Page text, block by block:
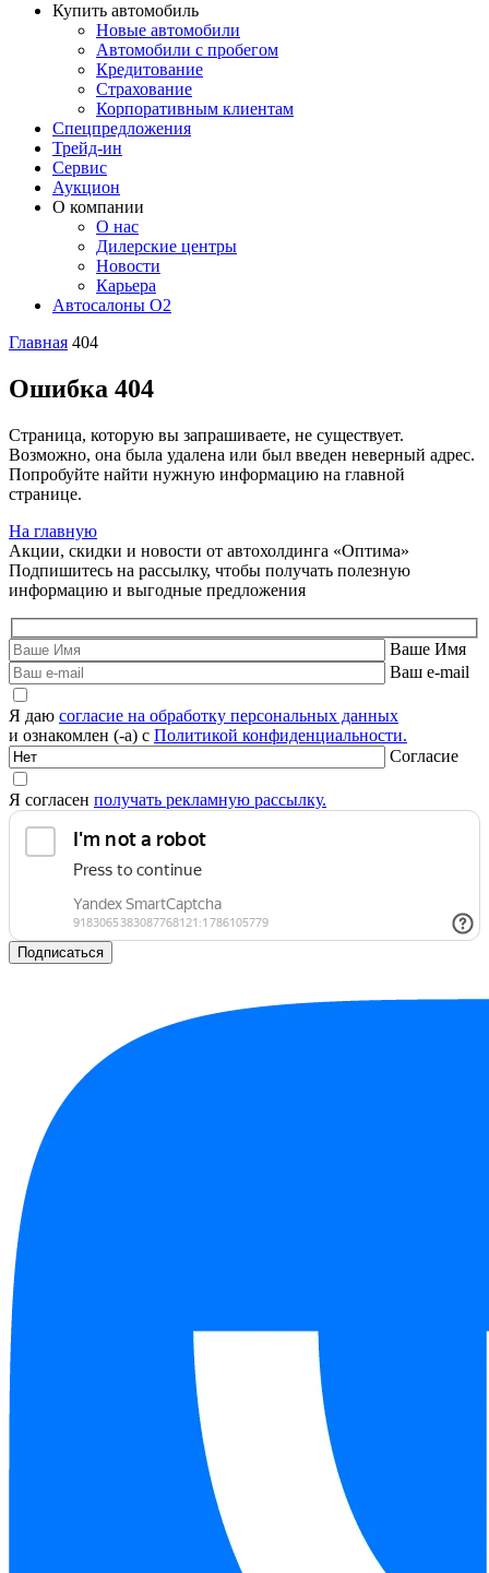
Купить автомобиль
Новые автомобили
Автомобили с пробегом
Кредитование
Страхование
Корпоративным клиентам
Спецпредложения
Трейд-ин
Сервис
Аукцион
О компании
О нас
Дилерские центры
Новости
Карьера
Автосалоны O2
Главная 404
Ошибка 404
Страница, которую вы запрашиваете, не существует.
Возможно, она была удалена или был введен неверный адрес.
Попробуйте найти нужную информацию на главной
странице.
На главную
Акции, скидки и новости от автохолдинга «Оптима»
Подпишитесь на рассылку, чтобы получать полезную
информацию и выгодные предложения
Ваше Имя
Ваш e-mail
Я даю согласие на обработку персональных данных
и ознакомлен (-а) с Политикой конфиденциальности.
Согласие
Я согласен получать рекламную рассылку.